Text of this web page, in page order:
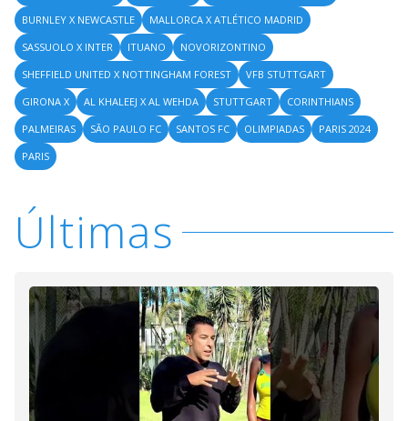
BURNLEY X NEWCASTLE
MALLORCA X ATLÉTICO MADRID
SASSUOLO X INTER
ITUANO
NOVORIZONTINO
SHEFFIELD UNITED X NOTTINGHAM FOREST
VFB STUTTGART
GIRONA X
AL KHALEEJ X AL WEHDA STUTTGART
CORINTHIANS
PALMEIRAS
SÃO PAULO FC SANTOS FC OLIMPIADAS
PARIS 2024
PARIS
Últimas